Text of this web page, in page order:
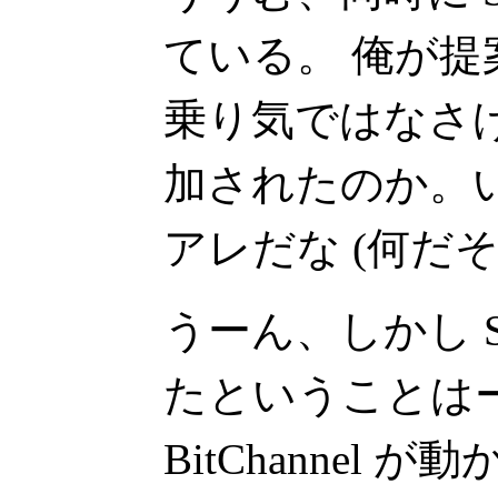
ている。 俺が
乗り気ではなさ
加されたのか。
アレだな (何だ
うーん、しかし
たということは
BitChannel が動